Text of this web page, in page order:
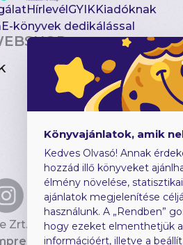
HírlevélGYIKKiadóknak
E-könyvek dedikálással
Csomagajánlatok
Akciósak
Előjegyezhetők
Újdonságok
Gyerekkönyvek
Heti toplista
Ajándékutalvány
Blog
Zrt. Minden jog fenntartva.
Könyvajánlatok, amik
Kedves Olvasó! Annak
hozzád illő könyveket
élmény növelése,
ajánlatok megjelenítése
használunk. A „Rendben”
hogy ezeket elmenthetjük
információért, illetve a